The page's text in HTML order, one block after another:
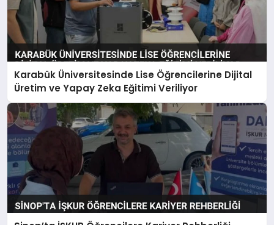
Karabük Üniversitesinde Lise Öğrencilerine Dijital
Üretim ve Yapay Zeka Eğitimi Veriliyor